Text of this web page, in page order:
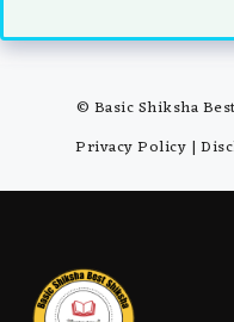
© Basic Shiksha
Privacy Policy |